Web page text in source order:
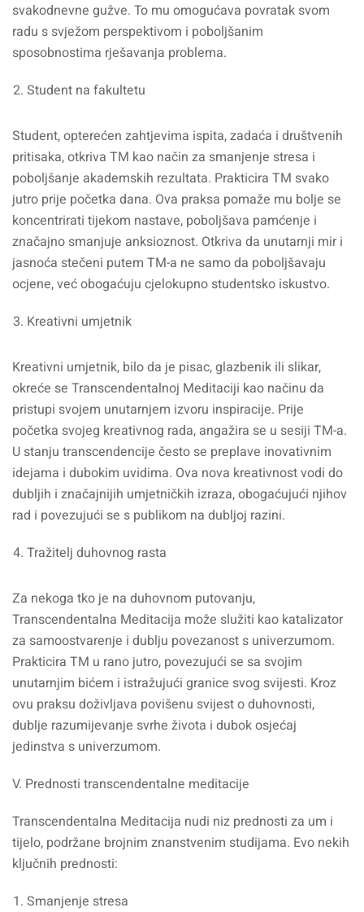
svakodnevne gužve. To mu omogućava povratak svom
radu s svježom perspektivom i poboljšanim
sposobnostima rješavanja problema.
Student na fakultetu
Student, opterećen zahtjevima ispita, zadaća i društvenih
pritisaka, otkriva TM kao način za smanjenje stresa i
poboljšanje akademskih rezultata. Prakticira TM svako
jutro prije početka dana. Ova praksa pomaže mu bolje se
koncentrirati tijekom nastave, poboljšava pamćenje i
značajno smanjuje anksioznost. Otkriva da unutarnji mir i
jasnoća stečeni putem TM-a ne samo da poboljšavaju
ocjene, već obogaćuju cjelokupno studentsko iskustvo.
Kreativni umjetnik
Kreativni umjetnik, bilo da je pisac, glazbenik ili slikar,
okreće se Transcendentalnoj Meditaciji kao načinu da
pristupi svojem unutarnjem izvoru inspiracije. Prije
početka svojeg kreativnog rada, angažira se u sesiji TM-a.
U stanju transcendencije često se preplave inovativnim
idejama i dubokim uvidima. Ova nova kreativnost vodi do
dubljih i značajnijih umjetničkih izraza, obogaćujući njihov
rad i povezujući se s publikom na dubljoj razini.
Tražitelj duhovnog rasta
Za nekoga tko je na duhovnom putovanju,
Transcendentalna Meditacija može služiti kao katalizator
za samoostvarenje i dublju povezanost s univerzumom.
Prakticira TM u rano jutro, povezujući se sa svojim
unutarnjim bićem i istražujući granice svog svijesti. Kroz
ovu praksu doživljava povišenu svijest o duhovnosti,
dublje razumijevanje svrhe života i dubok osjećaj
jedinstva s univerzumom.
V. Prednosti transcendentalne meditacije
Transcendentalna Meditacija nudi niz prednosti za um i
tijelo, podržane brojnim znanstvenim studijama. Evo nekih
ključnih prednosti:
Smanjenje stresa